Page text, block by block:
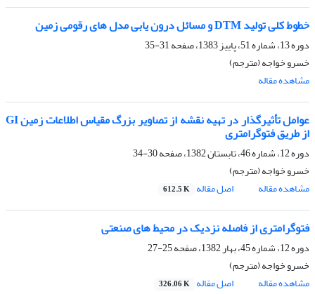
خطوط کلى تولید DTM و مسائل درون یابى مدل هاى رقومى ‏زمین
دوره 13، شماره 51، پاییز 1383، صفحه
31-35
خسرو خواجه (مترجم)
مشاهده مقاله
عوامل تأثیرگذار در تهیه نقشه از تصاویر بزرگ مقیاس اطلاعات زمین GI
از طریق فتوگرامتری
دوره 12، شماره 46، تابستان 1382، صفحه
30-34
خسرو خواجه (مترجم)
مشاهده مقاله
اصل مقاله 612.5 K
فتوگرامتری از فاصله نزدیک در محیط های صنعتی
دوره 12، شماره 45، بهار 1382، صفحه
25-27
خسرو خواجه (مترجم)
مشاهده مقاله
اصل مقاله 326.06 K